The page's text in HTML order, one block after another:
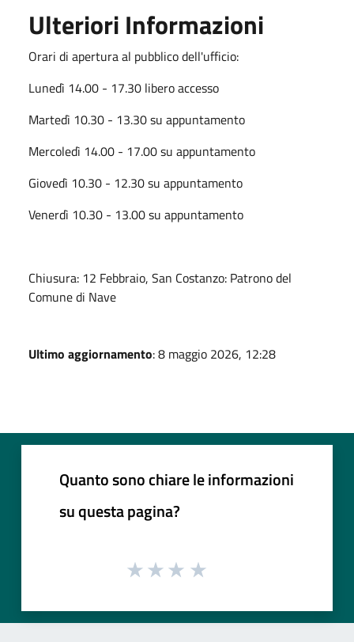
Ulteriori Informazioni
Orari di apertura al pubblico dell'ufficio:
Lunedì 14.00 - 17.30 libero accesso
Martedì 10.30 - 13.30 su appuntamento
Mercoledì 14.00 - 17.00 su appuntamento
Giovedì 10.30 - 12.30 su appuntamento
Venerdì 10.30 - 13.00 su appuntamento
Chiusura: 12 Febbraio, San Costanzo: Patrono del
Comune di Nave
Ultimo aggiornamento: 8 maggio 2026, 12:28
Quanto sono chiare le informazioni
su questa pagina?